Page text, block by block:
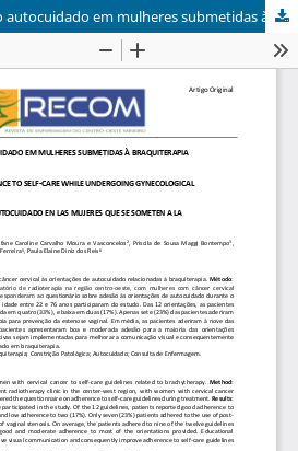
Avaliação da adesão ao autocuidado em mulheres submetidas à braquiterapia ginecológica